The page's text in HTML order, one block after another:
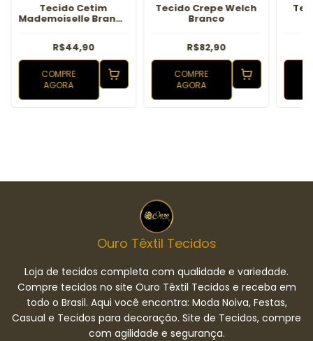
Tecido Cetim
Mademoiselle Branco
R$44,90
COMPRE
AGORA
Tecido Crepe Welch
Branco
R$82,90
COMPRE
AGORA
Ouro Têxtil Tecidos
Loja de tecidos completa com qualidade e variedade.
Compre tecidos no site Ouro Têxtil Tecidos e receba em
todo o Brasil. Aqui você encontra: Moda Noiva, Festas,
Casual e Tecidos para decoração. Site de Tecidos, compre
com agilidade e segurança.